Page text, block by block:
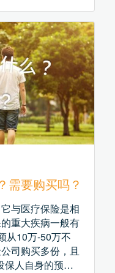
需要购买吗？
与医疗保险是相
重大疾病一般有
从10万-50万不
司购买多份，且
保人自身的预算